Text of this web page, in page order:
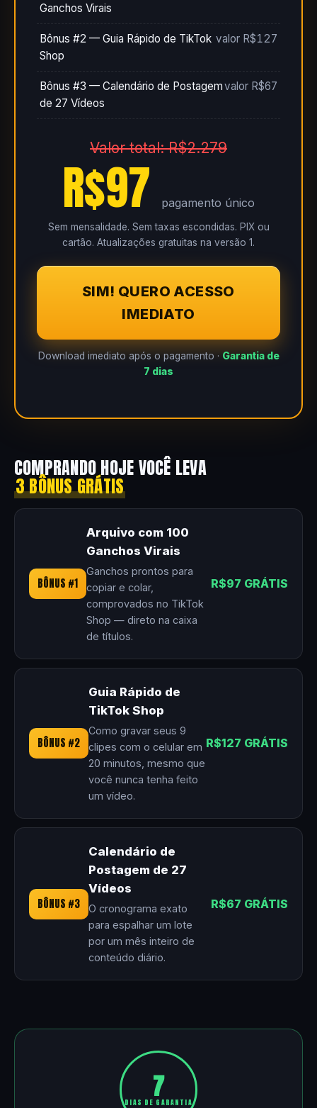
Ganchos Virais
Bônus #2 — Guia Rápido de TikTok
Shop
valor R$127
Bônus #3 — Calendário de Postagem
de 27 Vídeos
valor R$67
Valor total: R$2.279
R$97 pagamento único
Sem mensalidade. Sem taxas escondidas. PIX ou
cartão. Atualizações gratuitas na versão 1.
SIM! QUERO ACESSO
IMEDIATO
Download imediato após o pagamento · Garantia de
7 dias
COMPRANDO HOJE VOCÊ LEVA
3 BÔNUS GRÁTIS
BÔNUS #1
Arquivo com 100
Ganchos Virais
Ganchos prontos para
copiar e colar,
comprovados no TikTok
Shop — direto na caixa
de títulos.
R$97 GRÁTIS
BÔNUS #2
Guia Rápido de
TikTok Shop
Como gravar seus 9
clipes com o celular em
20 minutos, mesmo que
você nunca tenha feito
um vídeo.
R$127 GRÁTIS
BÔNUS #3
Calendário de
Postagem de 27
Vídeos
O cronograma exato
para espalhar um lote
por um mês inteiro de
conteúdo diário.
R$67 GRÁTIS
7
DIAS DE GARANTIA